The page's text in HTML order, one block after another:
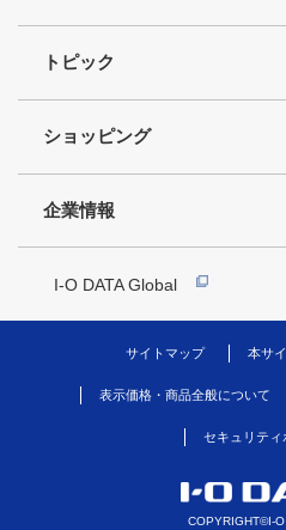
トピック
ショッピング
企業情報
I-O DATA Global
サイトマップ 本サ
表示価格・商品全般について
セキュリティ
COPYRIGHT©I-O